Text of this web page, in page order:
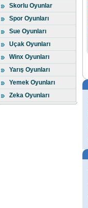
Skorlu Oyunlar
Spor Oyunları
Sue Oyunları
Uçak Oyunları
Winx Oyunları
Yarış Oyunları
Yemek Oyunları
Zeka Oyunları